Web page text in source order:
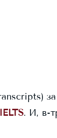
IELTS. И, в-